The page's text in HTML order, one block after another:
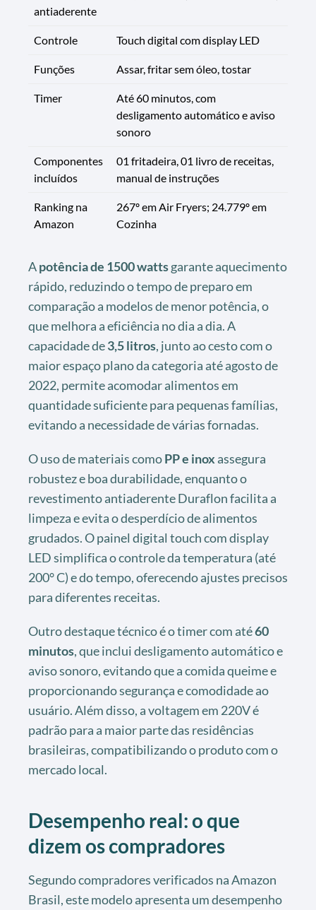
antiaderente
Controle Touch digital com display LED
Funções Assar, fritar sem óleo, tostar
Timer
Até 60 minutos, com
desligamento automático e aviso
sonoro
Componentes
incluídos
01 fritadeira, 01 livro de receitas,
manual de instruções
Ranking na
Amazon
267º em Air Fryers; 24.779º em
Cozinha
Apotência de 1500 wattsgarante aquecimento
rápido, reduzindo o tempo de preparo em
comparação a modelos de menor potência, o
que melhora a eficiência no dia a dia. A
capacidade de3,5 litros, junto ao cesto com o
maior espaço plano da categoria até agosto de
2022, permite acomodar alimentos em
quantidade suficiente para pequenas famílias,
evitando a necessidade de várias fornadas.
O uso de materiais comoPP e inox assegura
robustez e boa durabilidade, enquanto o
revestimento antiaderente Duraflon facilita a
limpeza e evita o desperdício de alimentos
grudados. O painel digital touch com display
LED simplifica o controle da temperatura (até
200° C) e do tempo, oferecendo ajustes precisos
para diferentes receitas.
Outro destaque técnico é o timer com até60
minutos, que inclui desligamento automático e
aviso sonoro, evitando que a comida queime e
proporcionando segurança e comodidade ao
usuário. Além disso, a voltagem em 220V é
padrão para a maior parte das residências
brasileiras, compatibilizando o produto com o
mercado local.
Desempenho real: o que
dizem os compradores
Segundo compradores verificados na Amazon
Brasil, este modelo apresenta um desempenho